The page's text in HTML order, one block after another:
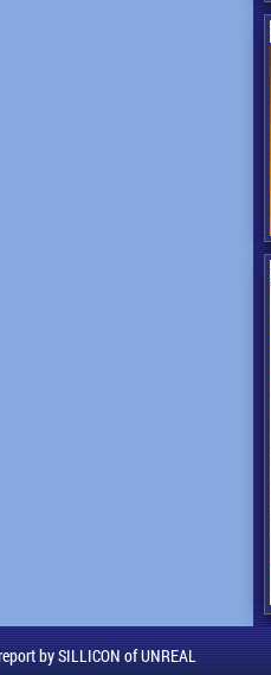
by SILLICON of UNREAL